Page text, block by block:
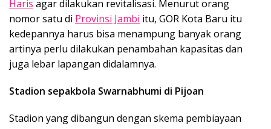
Haris agar dilakukan revitalisasi. Menurut orang
nomor satu di Provinsi Jambi itu, GOR Kota Baru itu
kedepannya harus bisa menampung banyak orang
artinya perlu dilakukan penambahan kapasitas dan
juga lebar lapangan didalamnya.
Stadion sepakbola Swarnabhumi di Pijoan
Stadion yang dibangun dengan skema pembiayaan